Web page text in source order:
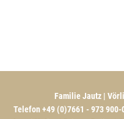
Familie Jautz |
Telefon +49 (0)7661 - 973